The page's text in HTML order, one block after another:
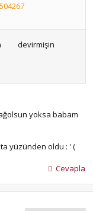
devirmişin
yoksa babam
yüzünden oldu : ' (
Cevapla